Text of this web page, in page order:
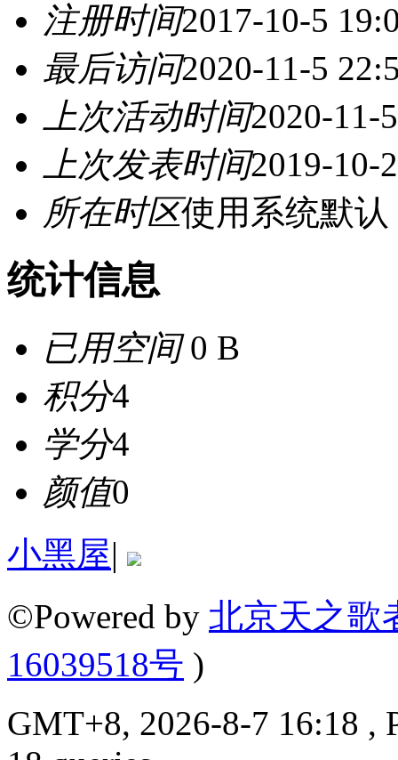
注册时间2017-10-5
最后访问2020-11-5
上次活动时间2020-11-
上次发表时间2019-10-
所在时区使用系统默认
统计信息
已用空间0 B
积分4
学分4
颜值0
小黑屋|
©Powered by 北京天之歌
16039518号 )
GMT+8, 2026-8-7 16:18 ,